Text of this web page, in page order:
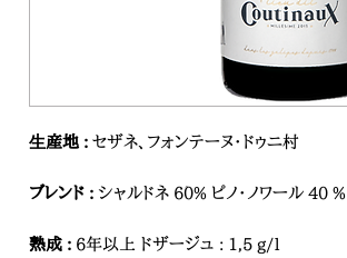
⽣産地 : セザネ、フォンテーヌ・ドゥニ村
ブレンド : シャルドネ 6ؘ0% ピノ・ノワール 40 %
熟成 : 6年以上 ドザージュ : 1,5 g/l